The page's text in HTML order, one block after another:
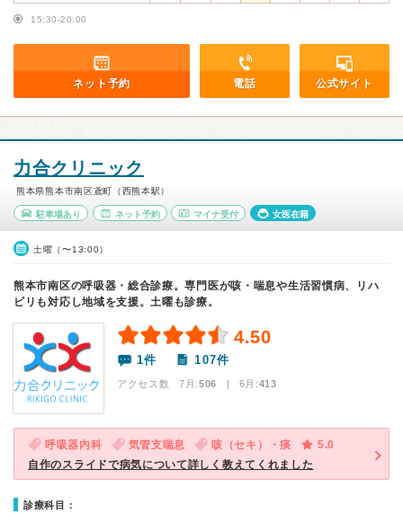
15:30-20:00
ネット予約 電話 公式サイト
力合クリニック
熊本県熊本市南区鳶町（西熊本駅）
駐車場あり ネット予約 マイナ受付 女医在籍
土曜（〜13:00）
熊本市南区の呼吸器・総合診療。専門医が咳・喘息や生活習慣病、リハ
ビリも対応し地域を支援。土曜も診療。
4.50
1件 107件
アクセス数 7月:506 | 6月:413
呼吸器内科 気管支喘息 咳（セキ）・痰
5.0
自作のスライドで病気について詳しく教えてくれました
診療科目：